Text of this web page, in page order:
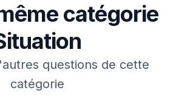
catégorie
questions de cette
catégorie